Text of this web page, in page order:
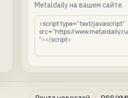
Metaldaily на вашем сайте.